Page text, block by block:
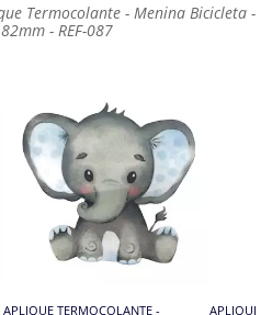
Termocolante - Menina Bicicleta -
- REF-087
APLIQUE TERMOCOLANTE - APLIQUE